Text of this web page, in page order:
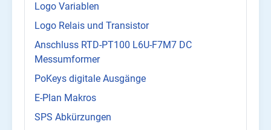
Logo Variablen
Logo Relais und Transistor
Anschluss RTD-PT100 L6U-F7M7 DC
Messumformer
PoKeys digitale Ausgänge
E-Plan Makros
SPS Abkürzungen